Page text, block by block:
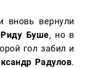
вновь вернули
Риду Буше, но в
гол забил и
Радулов.